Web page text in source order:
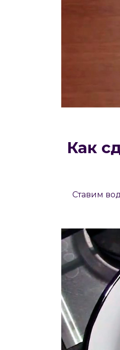
Как
Ставим